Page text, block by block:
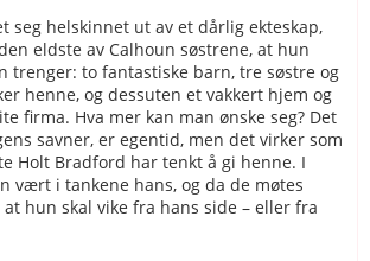
seg helskinnet ut av et dårlig ekteskap,
eldste av Calhoun søstrene, at hun
trenger: to fantastiske barn, tre søstre og
henne, og dessuten et vakkert hjem og
firma. Hva mer kan man ønske seg? Det
savner, er egentid, men det virker som
Holt Bradford har tenkt å gi henne. I
vært i tankene hans, og da de møtes
hun skal vike fra hans side – eller fra